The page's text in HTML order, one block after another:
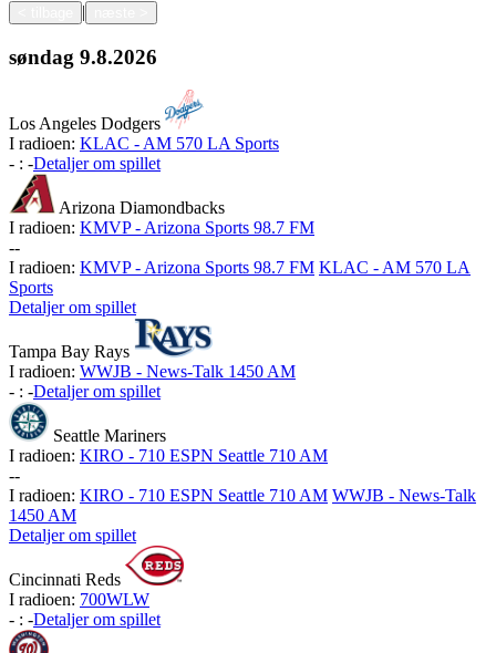
|
søndag 9.8.2026
Los Angeles Dodgers
I radioen: KLAC - AM 570 LA Sports
- : -Detaljer om spillet
Arizona Diamondbacks
I radioen: KMVP - Arizona Sports 98.7 FM
--
I radioen: KMVP - Arizona Sports 98.7 FM KLAC - AM 570 LA
Sports
Detaljer om spillet
Tampa Bay Rays
I radioen: WWJB - News-Talk 1450 AM
- : -Detaljer om spillet
Seattle Mariners
I radioen: KIRO - 710 ESPN Seattle 710 AM
--
I radioen: KIRO - 710 ESPN Seattle 710 AM WWJB - News-Talk
1450 AM
Detaljer om spillet
Cincinnati Reds
I radioen: 700WLW
- : -Detaljer om spillet